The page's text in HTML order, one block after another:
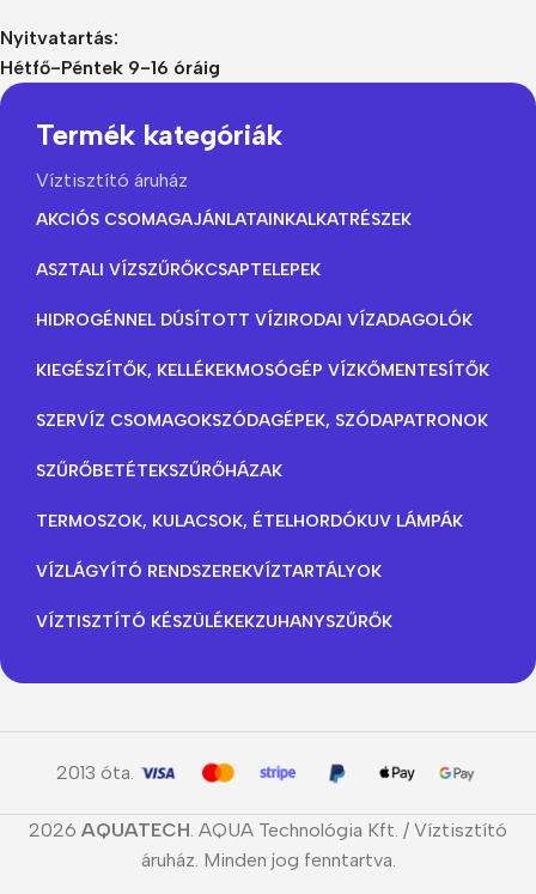
Nyitvatartás:
Hétfő-Péntek 9-16 óráig
Termék kategóriák
Víztisztító áruház
AKCIÓS CSOMAGAJÁNLATAINKALKATRÉSZEK
ASZTALI VÍZSZŰRŐKCSAPTELEPEK
HIDROGÉNNEL DÚSÍTOTT VÍZIRODAI VÍZADAGOLÓK
KIEGÉSZÍTŐK, KELLÉKEKMOSÓGÉP VÍZKŐMENTESÍTŐK
SZERVÍZ CSOMAGOKSZÓDAGÉPEK, SZÓDAPATRONOK
SZŰRŐBETÉTEKSZŰRŐHÁZAK
TERMOSZOK, KULACSOK, ÉTELHORDÓKUV LÁMPÁK
VÍZLÁGYÍTÓ RENDSZEREKVÍZTARTÁLYOK
VÍZTISZTÍTÓ KÉSZÜLÉKEKZUHANYSZŰRŐK
2013 óta.
2026 AQUATECH. AQUA Technológia Kft. / Víztisztító
áruház. Minden jog fenntartva.